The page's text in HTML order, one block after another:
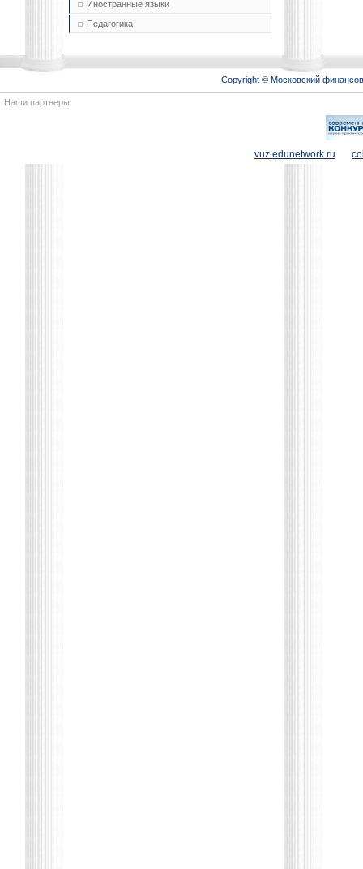
Иностранные языки
Педагогика
Copyright © Московский
Наши партнеры:
vuz.edunetwork.ru